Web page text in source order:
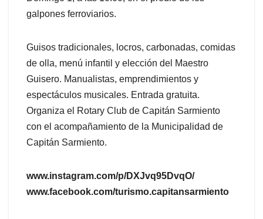
galpones ferroviarios.
Guisos tradicionales, locros, carbonadas, comidas
de olla, menú infantil y elección del Maestro
Guisero. Manualistas, emprendimientos y
espectáculos musicales. Entrada gratuita.
Organiza el Rotary Club de Capitán Sarmiento
con el acompañamiento de la Municipalidad de
Capitán Sarmiento.
www.instagram.com/p/DXJvq95DvqO/
www.facebook.com/turismo.capitansarmiento